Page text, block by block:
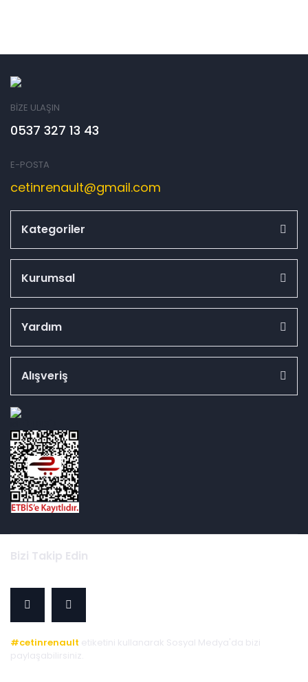
BİZE ULAŞIN
0537 327 13 43
E-POSTA
cetinrenault@gmail.com
Kategoriler
Kurumsal
Yardım
Alışveriş
Bizi Takip Edin
#cetinrenault etiketini kullanarak Sosyal Medya'da bizi
paylaşabilirsiniz.